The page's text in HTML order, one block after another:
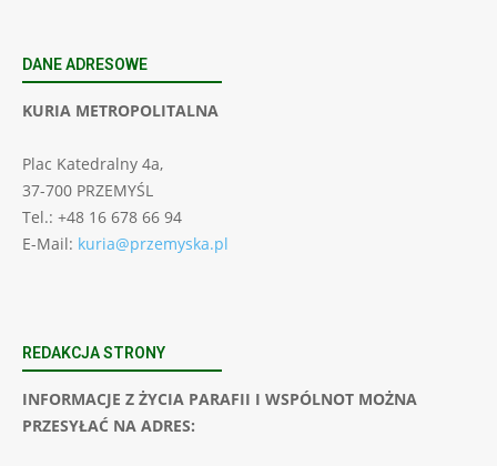
DANE ADRESOWE
KURIA METROPOLITALNA
Plac Katedralny 4a,
37-700 PRZEMYŚL
Tel.: +48 16 678 66 94
E-Mail: kuria@przemyska.pl
REDAKCJA STRONY
INFORMACJE Z ŻYCIA PARAFII I WSPÓLNOT MOŻNA
PRZESYŁAĆ NA ADRES: